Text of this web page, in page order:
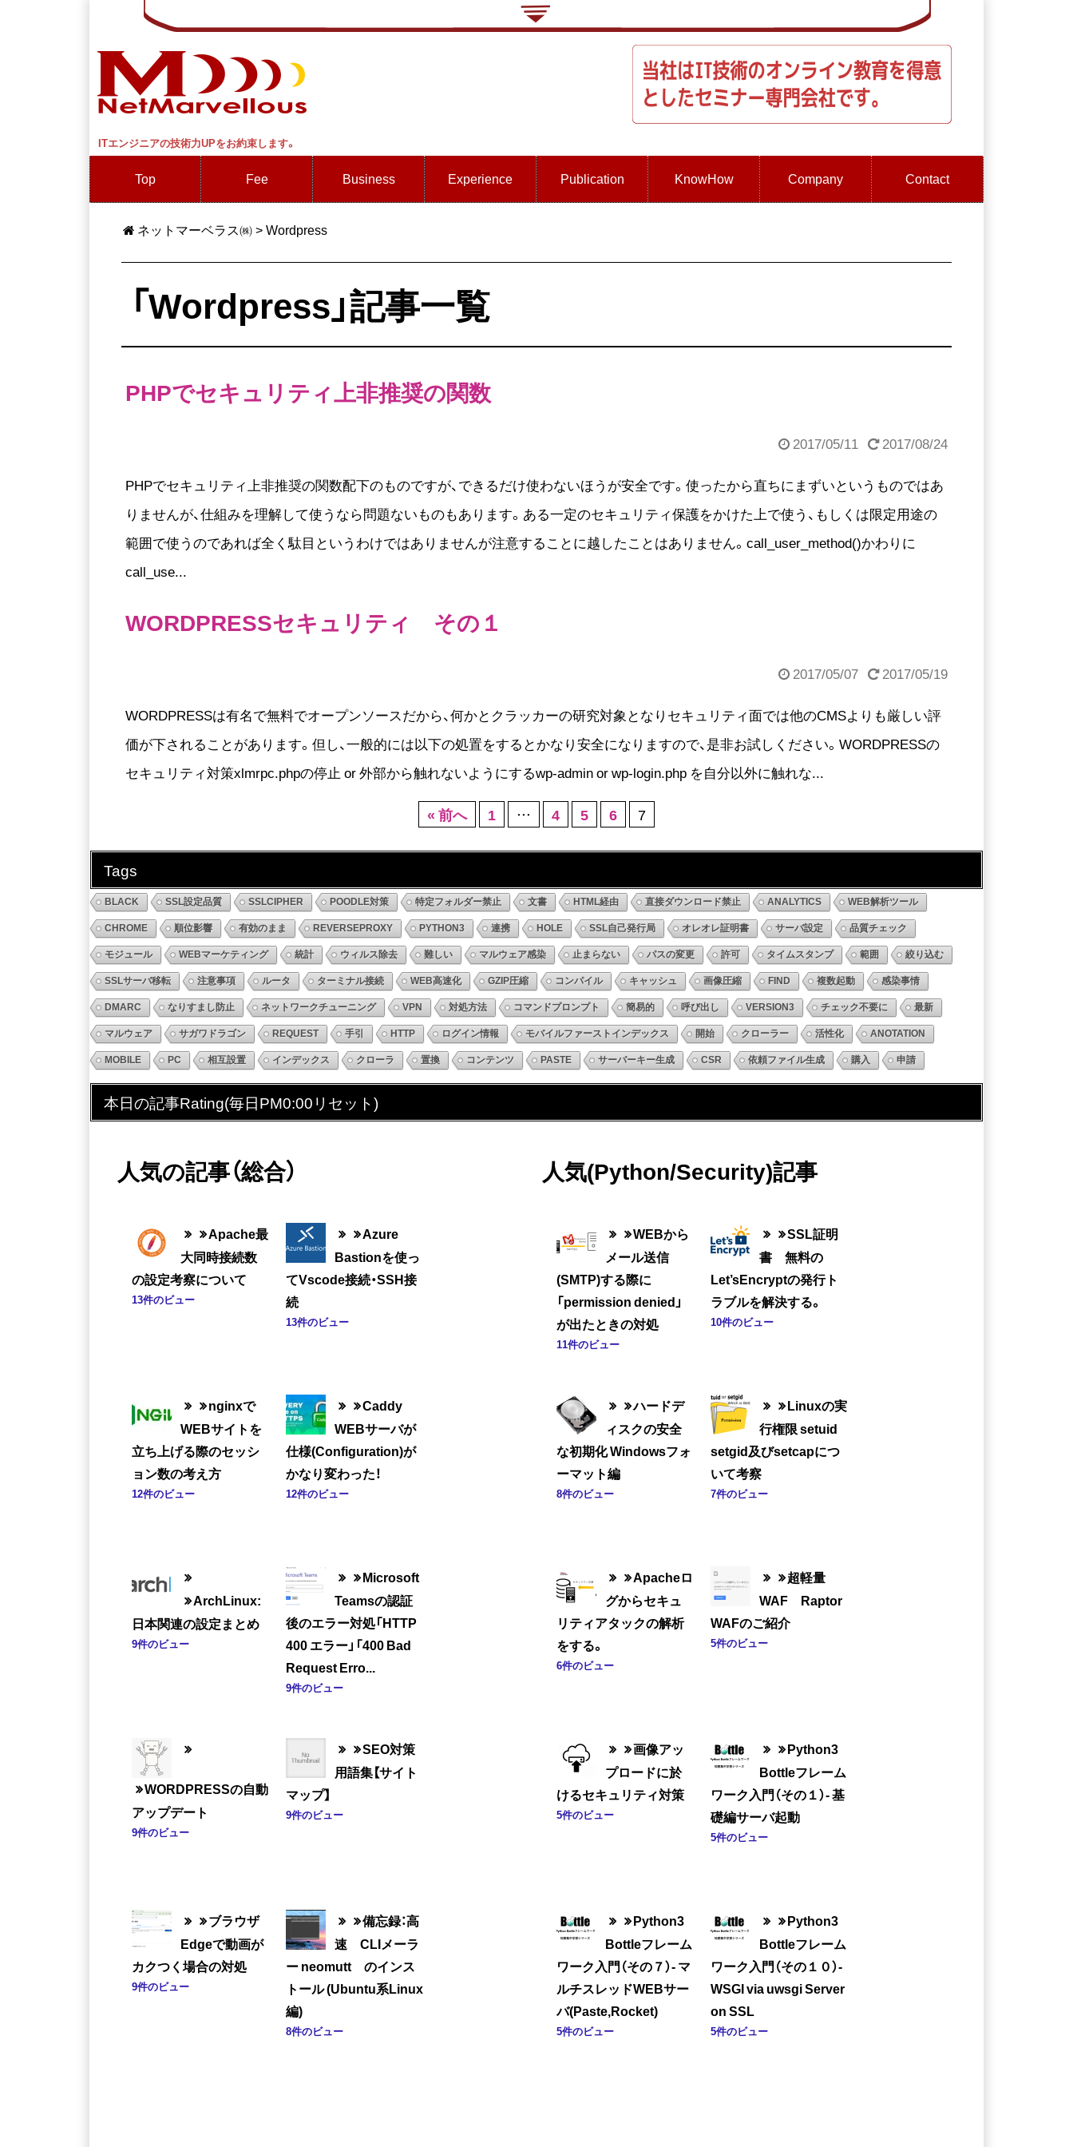
ITエンジニアの技術力UPをお約束します。
Top Fee Business Experience Publication KnowHow Company Contact
ネットマーベラス㈱>Wordpress
「Wordpress」記事一覧
PHPでセキュリティ上非推奨の関数
2017/05/11 2017/08/24
PHPでセキュリティ上非推奨の関数配下のものですが、できるだけ使わないほうが安全です。使ったから直ちにまずいというものではあ
りませんが、仕組みを理解して使うなら問題ないものもあります。ある一定のセキュリティ保護をかけた上で使う、もしくは限定用途の
範囲で使うのであれば全く駄目というわけではありませんが注意することに越したことはありません。call_user_method()かわりに
call_use...
WORDPRESSセキュリティ その１
2017/05/07 2017/05/19
WORDPRESSは有名で無料でオープンソースだから、何かとクラッカーの研究対象となりセキュリティ面では他のCMSよりも厳しい評
価が下されることがあります。但し、一般的には以下の処置をするとかなり安全になりますので、是非お試しください。WORDPRESSの
セキュリティ対策xlmrpc.phpの停止 or 外部から触れないようにするwp-admin or wp-login.php を自分以外に触れな...
« 前へ 1 … 4 5 6 7
Tags
BLACK SSL設定品質 SSLCIPHER POODLE対策 特定フォルダー禁止 文書 HTML経由 直接ダウンロード禁止 ANALYTICS WEB解析ツール
CHROME 順位影響 有効のまま REVERSEPROXY PYTHON3 連携 HOLE SSL自己発行局 オレオレ証明書 サーバ設定 品質チェック
モジュール WEBマーケティング 統計 ウィルス除去 難しい マルウェア感染 止まらない パスの変更 許可 タイムスタンプ 範囲 絞り込む
SSLサーバ移転 注意事項 ルータ ターミナル接続 WEB高速化 GZIP圧縮 コンパイル キャッシュ 画像圧縮 FIND 複数起動 感染事情
DMARC なりすまし防止 ネットワークチューニング VPN 対処方法 コマンドプロンプト 簡易的 呼び出し VERSION3 チェック不要に 最新
マルウェア サガワドラゴン REQUEST 手引 HTTP ログイン情報 モバイルファーストインデックス 開始 クローラー 活性化 ANOTATION
MOBILE PC 相互設置 インデックス クローラ 置換 コンテンツ PASTE サーバーキー生成 CSR 依頼ファイル生成 購入 申請
本日の記事Rating(毎日PM0:00リセット)
人気の記事（総合）
Apache最
大同時接続数
の設定考察について
13件のビュー
Azure
Bastionを使っ
てVscode接続・SSH接
続
13件のビュー
nginxで
WEBサイトを
立ち上げる際のセッシ
ョン数の考え方
12件のビュー
Caddy
WEBサーバが
仕様(Configuration)が
かなり変わった！
12件のビュー
ArchLinux:
日本関連の設定まとめ
9件のビュー
Microsoft
Teamsの認証
後のエラー対処「HTTP
400 エラー」「400 Bad
Request Erro...
9件のビュー
WORDPRESSの自動
アップデート
9件のビュー
SEO対策
用語集【サイト
マップ】
9件のビュー
ブラウザ
Edgeで動画が
カクつく場合の対処
9件のビュー
備忘録：高
速 CLIメーラ
ー neomutt のインス
トール (Ubuntu系Linux
編)
8件のビュー
人気(Python/Security)記事
WEBから
メール送信
(SMTP)する際に
「permission denied」
が出たときの対処
11件のビュー
SSL証明
書 無料の
Let’sEncryptの発行ト
ラブルを解決する。
10件のビュー
ハードデ
ィスクの安全
な初期化 Windowsフォ
ーマット編
8件のビュー
Linuxの実
行権限 setuid
setgid及びsetcapにつ
いて考察
7件のビュー
Apacheロ
グからセキュ
リティアタックの解析
をする。
6件のビュー
超軽量
WAF Raptor
WAFのご紹介
5件のビュー
画像アッ
プロードに於
けるセキュリティ対策
5件のビュー
Python3
Bottleフレーム
ワーク入門（その１）- 基
礎編サーバ起動
5件のビュー
Python3
Bottleフレーム
ワーク入門（その７）- マ
ルチスレッドWEBサー
バ(Paste,Rocket)
5件のビュー
Python3
Bottleフレーム
ワーク入門（その１０）-
WSGI via uwsgi Server
on SSL
5件のビュー